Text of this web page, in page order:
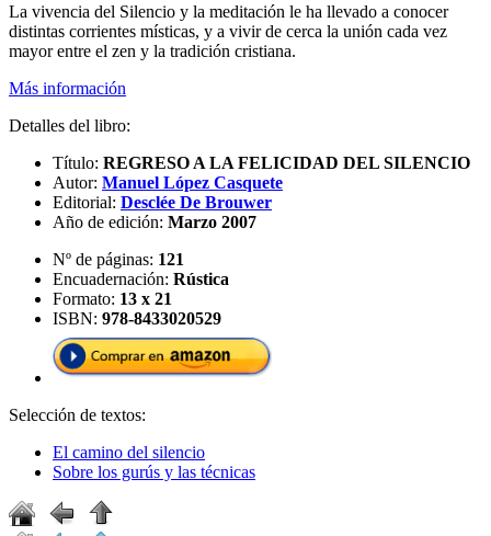
La vivencia del Silencio y la meditación le ha llevado a conocer
distintas corrientes místicas, y a vivir de cerca la unión cada vez
mayor entre el zen y la tradición cristiana.
Más información
Detalles del libro:
Título: REGRESO A LA FELICIDAD DEL SILENCIO
Autor: Manuel López Casquete
Editorial: Desclée De Brouwer
Año de edición: Marzo 2007
Nº de páginas: 121
Encuadernación: Rústica
Formato: 13 x 21
ISBN: 978-8433020529
Selección de textos:
El camino del silencio
Sobre los gurús y las técnicas